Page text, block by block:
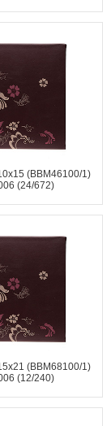
(BBM46100/1)
(24/672)
(BBM68100/1)
(12/240)